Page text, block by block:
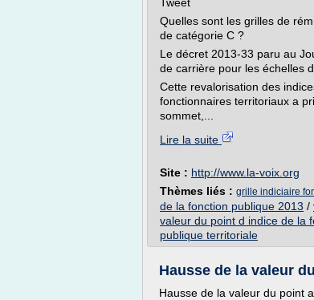
Quelles sont les grilles de
de catégorie C ?
Le décret 2013-33 paru au
de carrière pour les échelles
Cette revalorisation des
fonctionnaires territoriaux a
sommet,...
Lire la suite
Site : http://www.la-voix.org
Thèmes liés : grille indiciaire
de la fonction publique 2013 /
valeur du point d indice de la
publique territoriale
Hausse de la valeur
Hausse de la valeur du point